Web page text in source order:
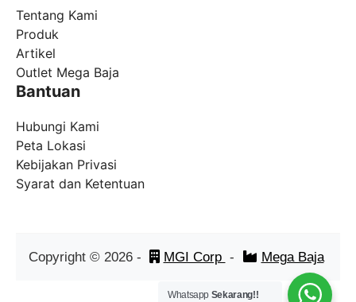
Tentang Kami
Produk
Artikel
Outlet Mega Baja
Bantuan
Hubungi Kami
Peta Lokasi
Kebijakan Privasi
Syarat dan Ketentuan
Copyright © 2026- MGI Corp - Mega Baja
Whatsapp Sekarang!!